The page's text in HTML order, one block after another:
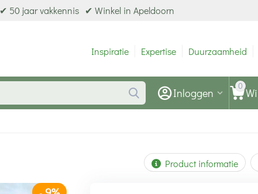
✔ 50 jaar vakkennis ✔ Winkel in Apeldoorn
Inspiratie Expertise Duurzaamheid
0
Inloggen
Product informatie